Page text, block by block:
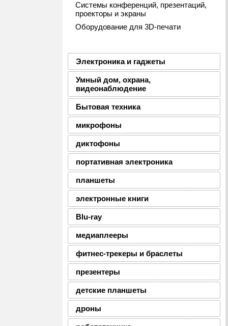
Системы конференций, презентаций,
проекторы и экраны
Оборудование для 3D-печати
Электроника и гаджеты
Умный дом, охрана,
видеонаблюдение
Бытовая техника
микрофоны
диктофоны
портативная электроника
планшеты
электронные книги
Blu-ray
медиаплееры
фитнес-трекеры и браслеты
презентеры
детские планшеты
дроны